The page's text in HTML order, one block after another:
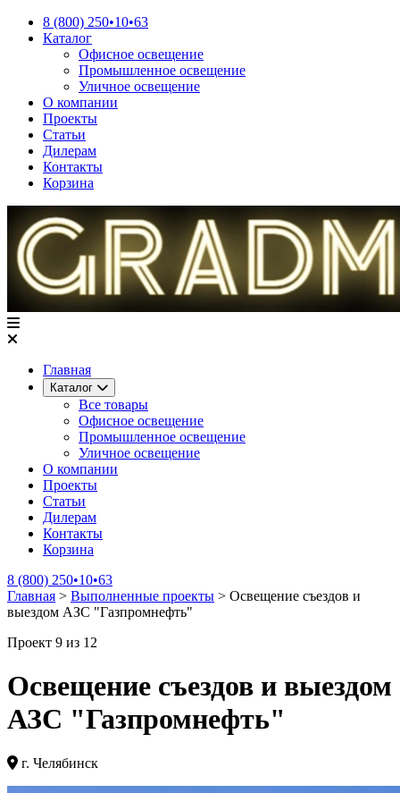
8 (800) 250•10•63
Каталог
Офисное освещение
Промышленное освещение
Уличное освещение
О компании
Проекты
Статьи
Дилерам
Контакты
Корзина
Главная
Каталог
Все товары
Офисное освещение
Промышленное освещение
Уличное освещение
О компании
Проекты
Статьи
Дилерам
Контакты
Корзина
8 (800) 250•10•63
Главная > Выполненные проекты > Освещение съездов и
выездом АЗС "Газпромнефть"
Проект 9 из 12
Освещение съездов и выездом
АЗС "Газпромнефть"
г. Челябинск